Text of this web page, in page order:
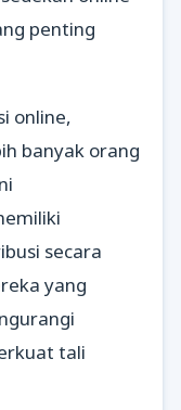
penting
online,
banyak orang
secara
yang
tali